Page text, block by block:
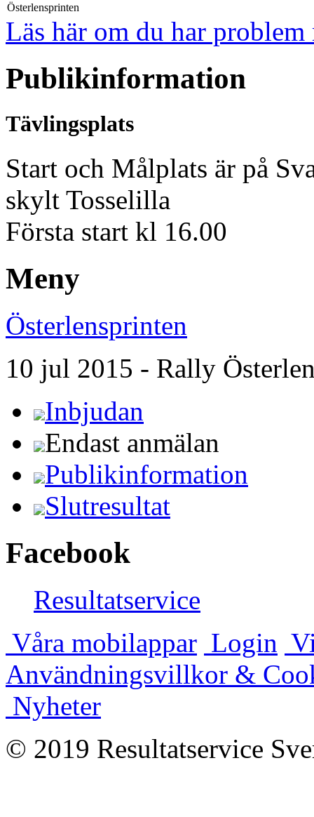
Österlensprinten
Läs här om du har
Publikinformation
Tävlingsplats
Start och Målplats är på
skylt Tosselilla
Första start kl 16.00
Meny
Österlensprinten
10 jul 2015 - Rally
Inbjudan
Endast anmälan
Publikinformation
Slutresultat
Facebook
Resultatservice
Våra mobilappar Login
Användningsvillkor &
Nyheter
© 2019 Resultatservice